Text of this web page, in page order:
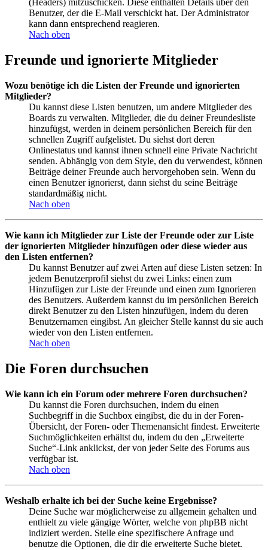
(Headers) mitzuschicken. Diese enthalten Details über den
Benutzer, der die E-Mail verschickt hat. Der Administrator
kann dann entsprechend reagieren.
Nach oben
Freunde und ignorierte Mitglieder
Wozu benötige ich die Listen der Freunde und ignorierten
Mitglieder?
Du kannst diese Listen benutzen, um andere Mitglieder des
Boards zu verwalten. Mitglieder, die du deiner Freundesliste
hinzufügst, werden in deinem persönlichen Bereich für den
schnellen Zugriff aufgelistet. Du siehst dort deren
Onlinestatus und kannst ihnen schnell eine Private Nachricht
senden. Abhängig von dem Style, den du verwendest, können
Beiträge deiner Freunde auch hervorgehoben sein. Wenn du
einen Benutzer ignorierst, dann siehst du seine Beiträge
standardmäßig nicht.
Nach oben
Wie kann ich Mitglieder zur Liste der Freunde oder zur Liste
der ignorierten Mitglieder hinzufügen oder diese wieder aus
den Listen entfernen?
Du kannst Benutzer auf zwei Arten auf diese Listen setzen: In
jedem Benutzerprofil siehst du zwei Links: einen zum
Hinzufügen zur Liste der Freunde und einen zum Ignorieren
des Benutzers. Außerdem kannst du im persönlichen Bereich
direkt Benutzer zu den Listen hinzufügen, indem du deren
Benutzernamen eingibst. An gleicher Stelle kannst du sie auch
wieder von den Listen entfernen.
Nach oben
Die Foren durchsuchen
Wie kann ich ein Forum oder mehrere Foren durchsuchen?
Du kannst die Foren durchsuchen, indem du einen
Suchbegriff in die Suchbox eingibst, die du in der Foren-
Übersicht, der Foren- oder Themenansicht findest. Erweiterte
Suchmöglichkeiten erhältst du, indem du den „Erweiterte
Suche“-Link anklickst, der von jeder Seite des Forums aus
verfügbar ist.
Nach oben
Weshalb erhalte ich bei der Suche keine Ergebnisse?
Deine Suche war möglicherweise zu allgemein gehalten und
enthielt zu viele gängige Wörter, welche von phpBB nicht
indiziert werden. Stelle eine spezifischere Anfrage und
benutze die Optionen, die dir die erweiterte Suche bietet.